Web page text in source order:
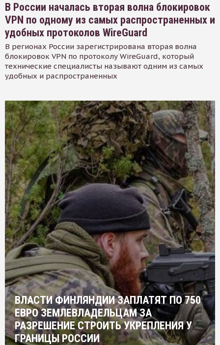
В России началась вторая волна блокировок
VPN по одному из самых распространенных и
удобных протоколов WireGuard
В регионах России зарегистрирована вторая волна
блокировок VPN по протоколу WireGuard, который
технические специалисты называют одним из самых
удобных и распространенных
ВЛАСТИ ФИНЛЯНДИИ ЗАПЛАТЯТ ПО 750
ЕВРО ЗЕМЛЕВЛАДЕЛЬЦАМ ЗА
РАЗРЕШЕНИЕ СТРОИТЬ УКРЕПЛЕНИЯ У
ГРАНИЦЫ РОССИИ